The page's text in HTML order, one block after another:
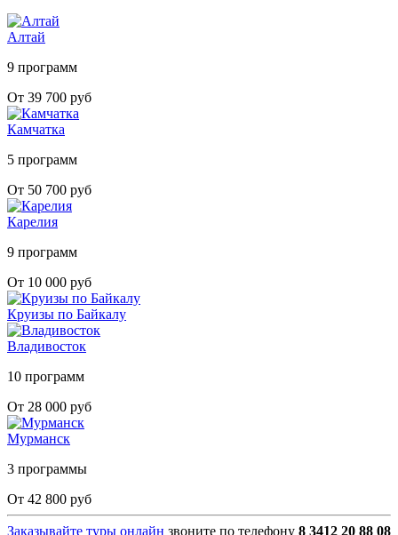
Алтай
9 программ
От 39 700 руб
Камчатка
5 программ
От 50 700 руб
Карелия
9 программ
От 10 000 руб
Круизы по Байкалу
Владивосток
10 программ
От 28 000 руб
Мурманск
3 программы
От 42 800 руб
Заказывайте туры онлайн звоните по телефону 8 3412 20 88 08